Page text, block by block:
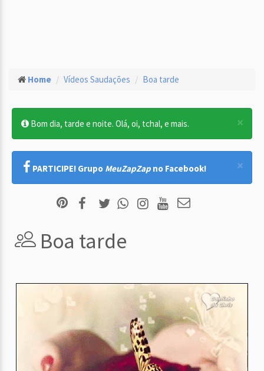
Home Vídeos Saudações Boa tarde
×
Bom dia, tarde e noite. Olá, oi, tchal, e mais.
×
PARTICIPE! Grupo MeuZapZap no Facebook!
Boa tarde